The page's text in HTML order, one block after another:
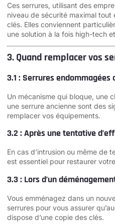
Ces serrures, utilisant des
niveau de sécurité maximal
clés. Elles conviennent
une solution à la fois high-tech
3. Quand remplacer vos
3.1 : Serrures endommagées
Un mécanisme qui bloque, une
une serrure ancienne sont des
remplacer vos équipements.
3.2 : Après une tentative
En cas d’intrusion ou même de
est essentiel pour restaurer
3.3 : Lors d’un
Vous emménagez dans un
serrures pour vous assurer
dispose d’une copie des clés.